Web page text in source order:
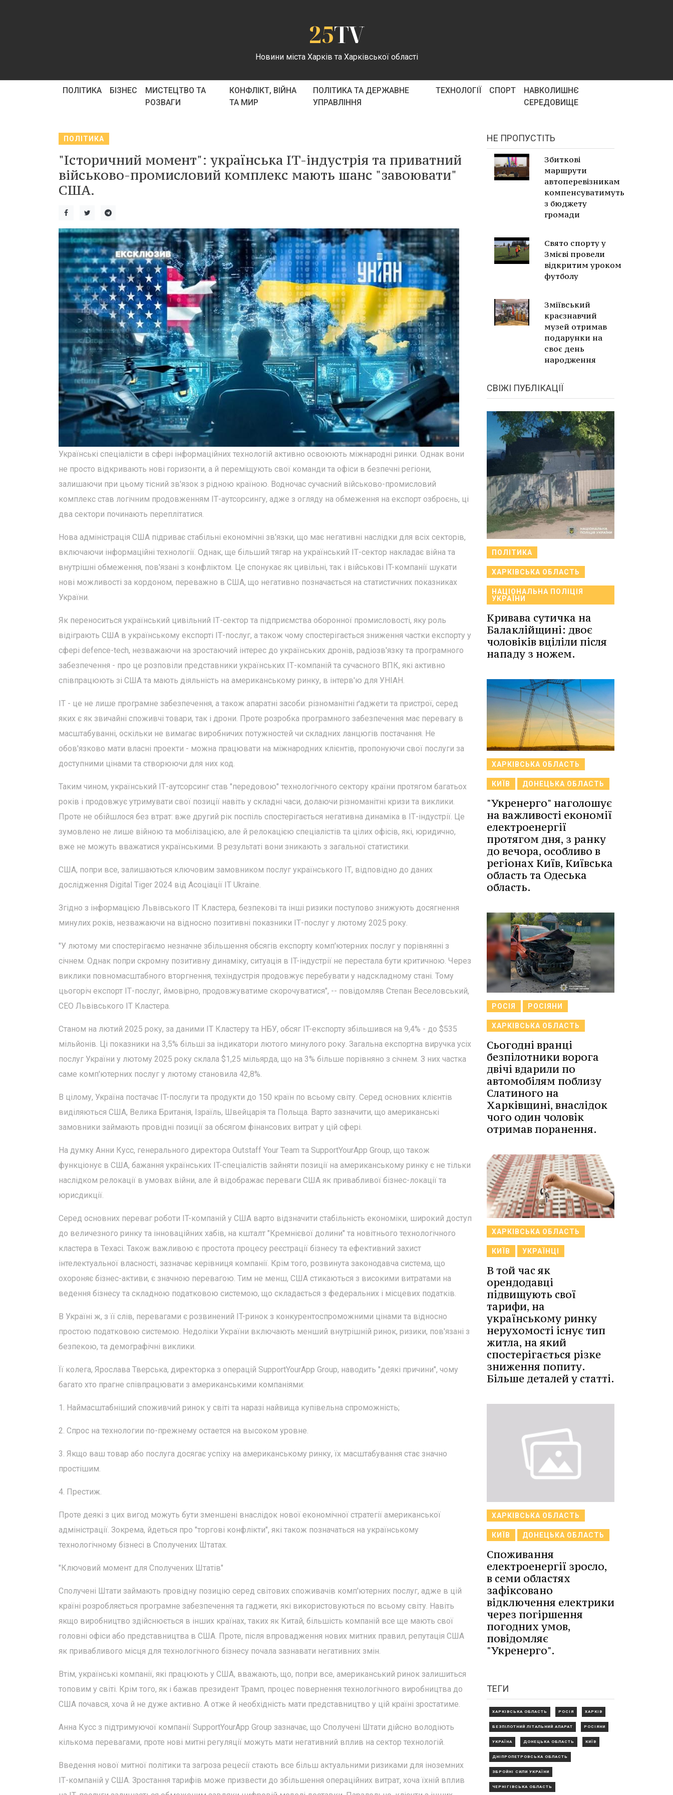
25TV
Новини міста Харків та Харківської області
ПОЛІТИКА БІЗНЕС
МИСТЕЦТВО ТА
РОЗВАГИ
КОНФЛІКТ, ВІЙНА
ТА МИР
ПОЛІТИКА ТА ДЕРЖАВНЕ
УПРАВЛІННЯ
ТЕХНОЛОГІЇ СПОРТ
НАВКОЛИШНЄ
СЕРЕДОВИЩЕ
ПОЛІТИКА
"Історичний момент": українська ІТ-індустрія та приватний
військово-промисловий комплекс мають шанс "завоювати"
США.
Українські спеціалісти в сфері інформаційних технологій активно освоюють міжнародні ринки. Однак вони
не просто відкривають нові горизонти, а й переміщують свої команди та офіси в безпечні регіони,
залишаючи при цьому тісний зв'язок з рідною країною. Водночас сучасний військово-промисловий
комплекс став логічним продовженням ІТ-аутсорсингу, адже з огляду на обмеження на експорт озброєнь, ці
два сектори починають переплітатися.
Нова адміністрація США підриває стабільні економічні зв'язки, що має негативні наслідки для всіх секторів,
включаючи інформаційні технології. Однак, ще більший тягар на український ІТ-сектор накладає війна та
внутрішні обмеження, пов'язані з конфліктом. Це спонукає як цивільні, так і військові IT-компанії шукати
нові можливості за кордоном, переважно в США, що негативно позначається на статистичних показниках
України.
Як переноситься український цивільний ІТ-сектор та підприємства оборонної промисловості, яку роль
відіграють США в українському експорті ІТ-послуг, а також чому спостерігається зниження частки експорту у
сфері defence-tech, незважаючи на зростаючий інтерес до українських дронів, радіозв'язку та програмного
забезпечення - про це розповіли представники українських ІТ-компаній та сучасного ВПК, які активно
співпрацюють зі США та мають діяльність на американському ринку, в інтерв'ю для УНІАН.
ІТ - це не лише програмне забезпечення, а також апаратні засоби: різноманітні ґаджети та пристрої, серед
яких є як звичайні споживчі товари, так і дрони. Проте розробка програмного забезпечення має перевагу в
масштабуванні, оскільки не вимагає виробничих потужностей чи складних ланцюгів постачання. Не
обов'язково мати власні проекти - можна працювати на міжнародних клієнтів, пропонуючи свої послуги за
доступними цінами та створюючи для них код.
Таким чином, український ІТ-аутсорсинг став "передовою" технологічного сектору країни протягом багатьох
років і продовжує утримувати свої позиції навіть у складні часи, долаючи різноманітні кризи та виклики.
Проте не обійшлося без втрат: вже другий рік поспіль спостерігається негативна динаміка в ІТ-індустрії. Це
зумовлено не лише війною та мобілізацією, але й релокацією спеціалістів та цілих офісів, які, юридично,
вже не можуть вважатися українськими. В результаті вони зникають з загальної статистики.
США, попри все, залишаються ключовим замовником послуг українського ІТ, відповідно до даних
дослідження Digital Tiger 2024 від Асоціації IT Ukraine.
Згідно з інформацією Львівського ІТ Кластера, безпекові та інші ризики поступово знижують досягнення
минулих років, незважаючи на відносно позитивні показники ІТ-послуг у лютому 2025 року.
"У лютому ми спостерігаємо незначне збільшення обсягів експорту комп'ютерних послуг у порівнянні з
січнем. Однак попри скромну позитивну динаміку, ситуація в IT-індустрії не перестала бути критичною. Через
виклики повномасштабного вторгнення, техіндустрія продовжує перебувати у надскладному стані. Тому
цьогоріч експорт ІТ-послуг, ймовірно, продовжуватиме скорочуватися", -- повідомляв Степан Веселовський,
CEO Львівського ІТ Кластера.
Станом на лютий 2025 року, за даними ІТ Кластеру та НБУ, обсяг IT-експорту збільшився на 9,4% - до $535
мільйонів. Ці показники на 3,5% більші за індикатори лютого минулого року. Загальна експортна виручка усіх
послуг України у лютому 2025 року склала $1,25 мільярда, що на 3% більше порівняно з січнем. З них частка
саме комп'ютерних послуг у лютому становила 42,8%.
В цілому, Україна постачає IT-послуги та продукти до 150 країн по всьому світу. Серед основних клієнтів
виділяються США, Велика Британія, Ізраїль, Швейцарія та Польща. Варто зазначити, що американські
замовники займають провідні позиції за обсягом фінансових витрат у цій сфері.
На думку Анни Кусс, генерального директора Outstaff Your Team та SupportYourApp Group, що також
функціонує в США, бажання українських IT-спеціалістів зайняти позиції на американському ринку є не тільки
наслідком релокації в умовах війни, але й відображає переваги США як привабливої бізнес-локації та
юрисдикції.
Серед основних переваг роботи IT-компаній у США варто відзначити стабільність економіки, широкий доступ
до величезного ринку та інноваційних хабів, на кшталт "Кремнієвої долини" та новітнього технологічного
кластера в Техасі. Також важливою є простота процесу реєстрації бізнесу та ефективний захист
інтелектуальної власності, зазначає керівниця компанії. Крім того, розвинута законодавча система, що
охороняє бізнес-активи, є значною перевагою. Тим не менш, США стикаються з високими витратами на
ведення бізнесу та складною податковою системою, що складається з федеральних і місцевих податків.
В Україні ж, з її слів, перевагами є розвинений IT-ринок з конкурентоспроможними цінами та відносно
простою податковою системою. Недоліки України включають менший внутрішній ринок, ризики, пов'язані з
безпекою, та демографічні виклики.
Її колега, Ярослава Тверська, директорка з операцій SupportYourApp Group, наводить "деякі причини", чому
багато хто прагне співпрацювати з американськими компаніями:
1. Наймасштабніший споживчий ринок у світі та наразі найвища купівельна спроможність;
2. Спрос на технологии по-прежнему остается на высоком уровне.
3. Якщо ваш товар або послуга досягає успіху на американському ринку, їх масштабування стає значно
простішим.
4. Престиж.
Проте деякі з цих вигод можуть бути зменшені внаслідок нової економічної стратегії американської
адміністрації. Зокрема, йдеться про "торгові конфлікти", які також позначаться на українському
технологічному бізнесі в Сполучених Штатах.
"Ключовий момент для Сполучених Штатів"
Сполучені Штати займають провідну позицію серед світових споживачів комп'ютерних послуг, адже в цій
країні розробляється програмне забезпечення та гаджети, які використовуються по всьому світу. Навіть
якщо виробництво здійснюється в інших країнах, таких як Китай, більшість компаній все ще мають свої
головні офіси або представництва в США. Проте, після впровадження нових митних правил, репутація США
як привабливого місця для технологічного бізнесу почала зазнавати негативних змін.
Втім, українські компанії, які працюють у США, вважають, що, попри все, американський ринок залишиться
топовим у світі. Крім того, як і бажав президент Трамп, процес повернення технологічного виробництва до
США почався, хоча й не дуже активно. А отже й необхідність мати представництво у цій країні зростатиме.
Анна Кусс з підтримуючої компанії SupportYourApp Group зазначає, що Сполучені Штати дійсно володіють
кількома перевагами, проте нові митні регуляції можуть мати негативний вплив на сектор технологій.
Введення нової митної політики та загроза рецесії стають все більш актуальними ризиками для іноземних
ІТ-компаній у США. Зростання тарифів може призвести до збільшення операційних витрат, хоча їхній вплив
НЕ ПРОПУСТІТЬ
Збиткові
маршрути
автоперевізникам
компенсуватимуть
з бюджету
громади
Свято спорту у
Змієві провели
відкритим уроком
футболу
Зміївський
краєзнавчий
музей отримав
подарунки на
своє день
народження
СВІЖІ ПУБЛІКАЦІЇ
ПОЛІТИКА
ХАРКІВСЬКА ОБЛАСТЬ
НАЦІОНАЛЬНА ПОЛІЦІЯ
УКРАЇНИ
Кривава сутичка на
Балаклійщині: двоє
чоловіків вціліли після
нападу з ножем.
ХАРКІВСЬКА ОБЛАСТЬ
КИЇВ ДОНЕЦЬКА ОБЛАСТЬ
"Укренерго" наголошує
на важливості економії
електроенергії
протягом дня, з ранку
до вечора, особливо в
регіонах Київ, Київська
область та Одеська
область.
РОСІЯ РОСІЯНИ
ХАРКІВСЬКА ОБЛАСТЬ
Сьогодні вранці
безпілотники ворога
двічі вдарили по
автомобілям поблизу
Слатиного на
Харківщині, внаслідок
чого один чоловік
отримав поранення.
ХАРКІВСЬКА ОБЛАСТЬ
КИЇВ УКРАЇНЦІ
В той час як
орендодавці
підвищують свої
тарифи, на
українському ринку
нерухомості існує тип
житла, на який
спостерігається різке
зниження попиту.
Більше деталей у статті.
ХАРКІВСЬКА ОБЛАСТЬ
КИЇВ ДОНЕЦЬКА ОБЛАСТЬ
Споживання
електроенергії зросло,
в семи областях
зафіксовано
відключення електрики
через погіршення
погодних умов,
повідомляє
"Укренерго".
ТЕГИ
ХАРКІВСЬКА ОБЛАСТЬ РОСІЯ ХАРКІВ
БЕЗПІЛОТНИЙ ЛІТАЛЬНИЙ АПАРАТ РОСІЯНИ
УКРАЇНА ДОНЕЦЬКА ОБЛАСТЬ КИЇВ
ДНІПРОПЕТРОВСЬКА ОБЛАСТЬ
ЗБРОЙНІ СИЛИ УКРАЇНИ
ЧЕРНІГІВСЬКА ОБЛАСТЬ